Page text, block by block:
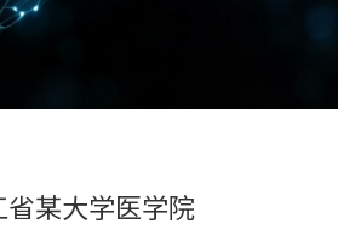
省某大学医学院